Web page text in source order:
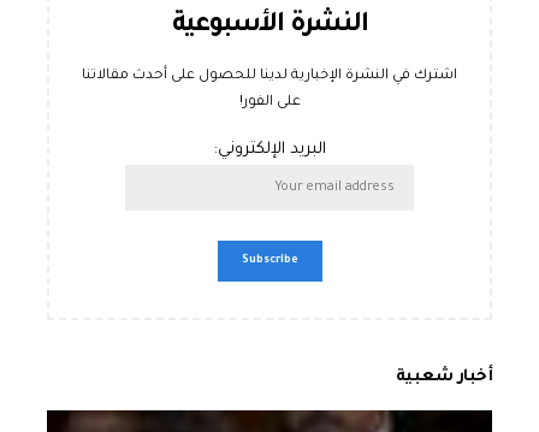
النشرة الأسبوعية
اشترك في النشرة الإخبارية لدينا للحصول على أحدث مقالاتنا
على الفور!
البريد الإلكتروني:
أخبار شعبية